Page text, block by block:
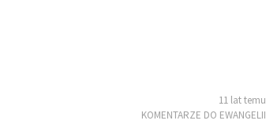
11 lat temu
KOMENTARZE DO EWANGELII